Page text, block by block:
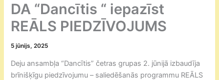
DA “Dancītis “ iepazīst
REĀLS PIEDZĪVOJUMS
5 jūnijs, 2025
Deju ansambļa “Dancītis” četras grupas 2. jūnijā izbaudīja
brīnišķīgu piedzīvojumu – saliedēšanās programmu REĀLS